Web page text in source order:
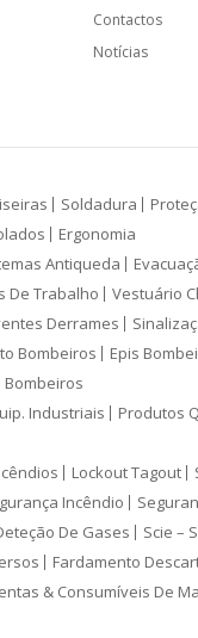
Contactos
Notícias
Soldadura
Ergonomia
Antiqueda
De Trabalho Vestuário
Derrames
Bombeiros Epis
Bombeiros
Industriais Produtos
Lockout Tagout
Incêndio
De Gases Scie –
Fardamento
& Consumíveis De